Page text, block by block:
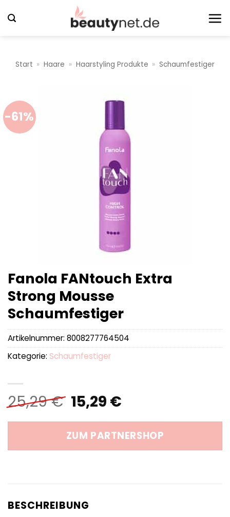
Inhalt
Start » Haare » Haarstyling Produkte » Schaumfestiger
-61%
Fanola FANtouch Extra
Strong Mousse
Schaumfestiger
25,29€ Ursprünglicher
Preis
war:
25,29 €
15,29 €Aktueller
ist:
15,29 €.
ZUM PARTNERSHOP
Artikelnummer: 8008277764504
Kategorie: Schaumfestiger
BESCHREIBUNG